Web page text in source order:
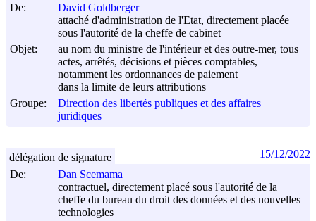
De:
David Goldberger
attaché d'administration de l'Etat, directement placée
sous l'autorité de la cheffe de cabinet
Objet:
au nom du ministre de l'intérieur et des outre-mer, tous
actes, arrêtés, décisions et pièces comptables,
notamment les ordonnances de paiement
dans la limite de leurs attributions
Groupe:
Direction des libertés publiques et des affaires
juridiques
De:
Dan Scemama
contractuel, directement placé sous l'autorité de la
cheffe du bureau du droit des données et des nouvelles
technologies
délégation de signature 15/12/2022